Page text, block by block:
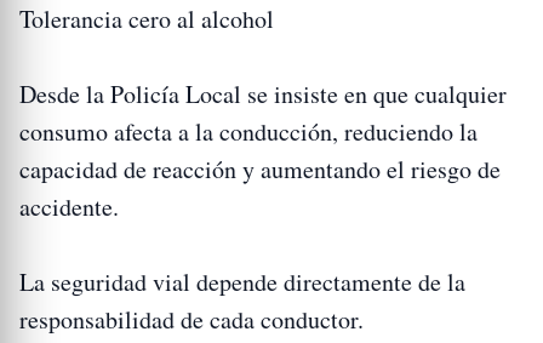
Tolerancia cero al alcohol
Desde la Policía Local se insiste en que cualquier
consumo afecta a la conducción, reduciendo la
capacidad de reacción y aumentando el riesgo de
accidente.
La seguridad vial depende directamente de la
responsabilidad de cada conductor.